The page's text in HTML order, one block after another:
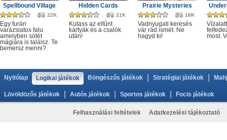
Spellbound Village
22K
Egy furán
varázslatos falu
amelyben sötét
mágiára is találsz. Te
bemersz menni?
Hidden Cards
21K
Kutass az eltűnt
kártyák és a csalók
után!
Prairie Mysteries
18K
Vadnyugati keresés
vár rád ismét. Ne
hagyd ki!
most.
Nyitólap Logikai játékok Böngészős játékok Stratégiai játékok
Lövöldözős játékok Autós játékok Sportos játékok Focis játékok
Felhasználási feltételek Adatkezelési tájékoztató